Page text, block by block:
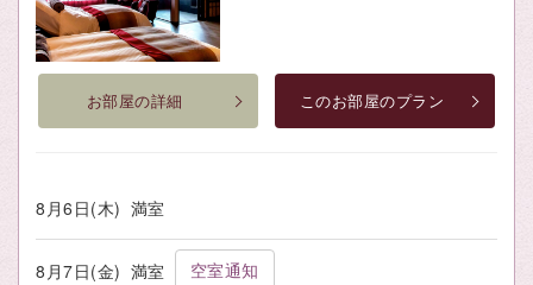
お部屋の詳細 このお部屋のプラン
8月6日(木) 満室
8月7日(金) 満室 空室通知